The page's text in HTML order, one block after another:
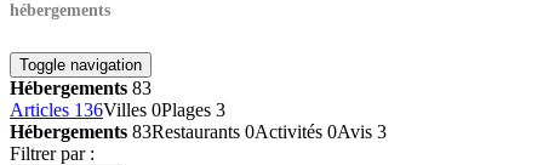
hébergements
Toggle navigation
Hébergements 83
Articles 136Villes 0Plages 3
Hébergements 83Restaurants 0Activités 0Avis 3
Filtrer par :